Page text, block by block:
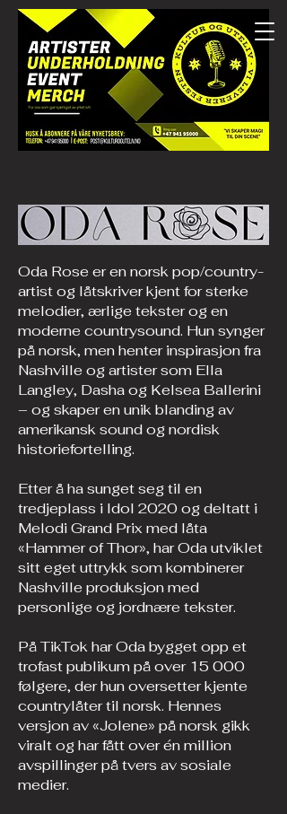
Oda Rose er en norsk pop/country-
artist og låtskriver kjent for sterke
melodier, ærlige tekster og en
moderne countrysound. Hun synger
på norsk, men henter inspirasjon fra
Nashville og artister som Ella
Langley, Dasha og Kelsea Ballerini
– og skaper en unik blanding av
amerikansk sound og nordisk
historiefortelling.
Etter å ha sunget seg til en
tredjeplass i Idol 2020 og deltatt i
Melodi Grand Prix med låta
«Hammer of Thor», har Oda utviklet
sitt eget uttrykk som kombinerer
Nashville produksjon med
personlige og jordnære tekster.
På TikTok har Oda bygget opp et
trofast publikum på over 15 000
følgere, der hun oversetter kjente
countrylåter til norsk. Hennes
versjon av «Jolene» på norsk gikk
viralt og har fått over én million
avspillinger på tvers av sosiale
medier.